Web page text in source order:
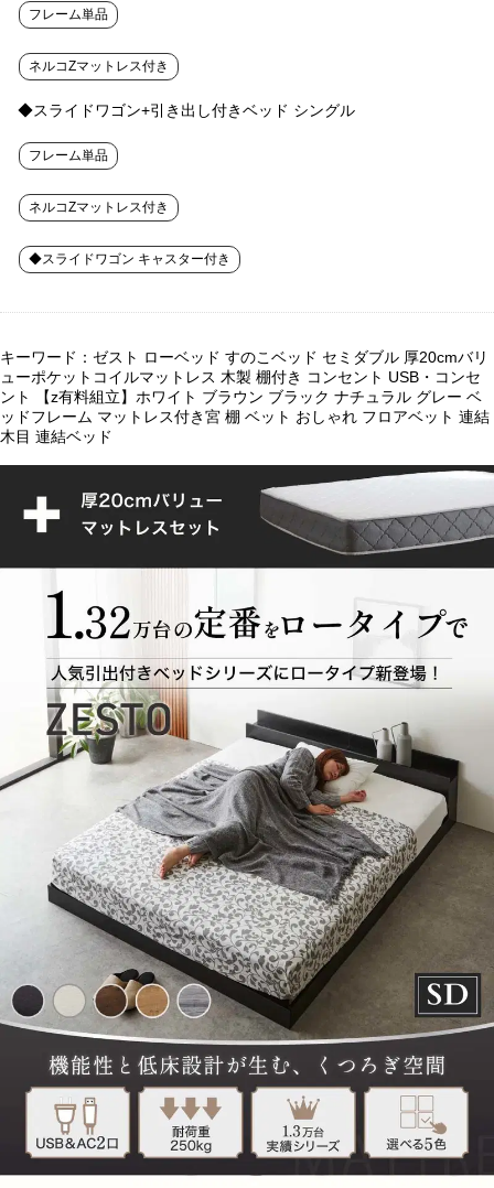
フレーム単品
ネルコZマットレス付き
◆スライドワゴン+引き出し付きベッド シングル
フレーム単品
ネルコZマットレス付き
◆スライドワゴン キャスター付き
キーワード：ゼスト ローベッド すのこベッド セミダブル 厚20cmバリ
ューポケットコイルマットレス 木製 棚付き コンセント USB・コンセ
ント 【z有料組立】ホワイト ブラウン ブラック ナチュラル グレー ベ
ッドフレーム マットレス付き宮 棚 ベット おしゃれ フロアベット 連結
木目 連結ベッド